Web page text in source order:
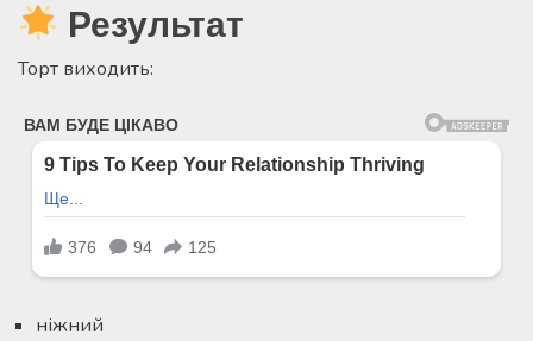
Результат
Торт виходить:
ніжний